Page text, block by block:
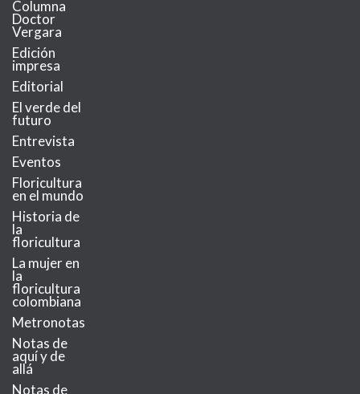
Columna
Doctor
Vergara
Edición
impresa
Editorial
El verde del
futuro
Entrevista
Eventos
Floricultura
en el mundo
Historia de
la
floricultura
La mujer en
la
floricultura
colombiana
Metronotas
Notas de
aquí y de
allá
Notas de